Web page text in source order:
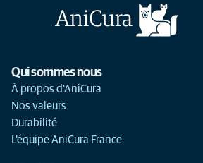
Qui sommes nous
À propos d'AniCura
Nos valeurs
Durabilité
L'équipe AniCura France